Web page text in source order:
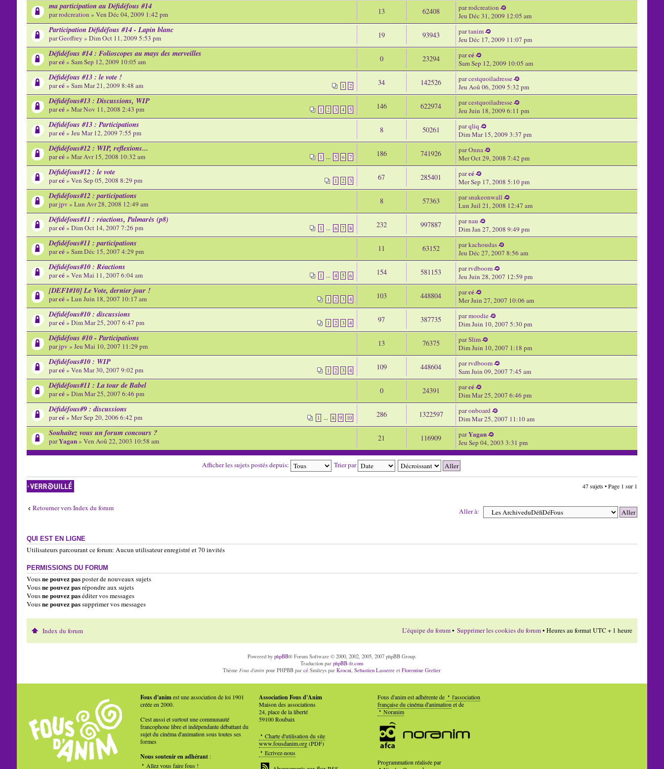
ma participation au Défidéfous #14
parrodcreation » Ven Déc 04, 2009 1:42 pm 13 62408 parrodcreation
Jeu Déc 31, 2009 12:05 am
Participation Défidéfous #14 - Lapin blanc
parGeoffrey » Dim Oct 11, 2009 5:53 pm 19 93943 partanim
Jeu Déc 17, 2009 11:07 pm
Défidéfous #14 : Folioscopes au mays des merveilles
parcé» Sam Sep 12, 2009 10:05 am 0 23294 parcé
Sam Sep 12, 2009 10:05 am
Défidéfous #13 : le vote !
1 2
parcé» Sam Mar 21, 2009 8:48 am 34 142526 parcestquoiladresse
Jeu Aoû 06, 2009 5:32 pm
Défidéfous#13 : Discussions, WIP
1 2 3 4 5
parcé» Mar Nov 11, 2008 2:43 pm 146 622974 parcestquoiladresse
Jeu Juin 18, 2009 6:11 pm
Défidéfous #13 : Participations
parcé» Jeu Mar 12, 2009 7:55 pm 8 50261 parqliq
Dim Mar 15, 2009 3:37 pm
Défidéfous#12 : WIP, reflexions...
1 ... 5 6 7
parcé» Mar Avr 15, 2008 10:32 am 186 741926 parOnna
Mer Oct 29, 2008 7:42 pm
Défidéfous#12 : le vote
1 2 3
parcé» Ven Sep 05, 2008 8:29 pm 67 285401 parcé
Mer Sep 17, 2008 5:10 pm
Defidéfous#12 : participations
parjpv » Lun Avr 28, 2008 12:49 am 8 57363 parsnakeonwall
Lun Juil 21, 2008 12:47 am
Défidéfous#11 : réactions, Palmarès (p8)
1 ... 6 7 8
parcé» Dim Oct 14, 2007 7:26 pm 232 997887 parnau
Dim Jan 27, 2008 9:49 pm
Defidéfous#11 : participations
parcé» Sam Déc 15, 2007 4:29 pm 11 63152 parkachoudas
Jeu Déc 27, 2007 8:56 am
Défidéfous#10 : Réactions
1 ... 4 5 6
parcé» Ven Mai 11, 2007 6:04 am 154 581153 parrvdboom
Jeu Juin 28, 2007 12:59 pm
[DEFI#10] Le Vote, dernier jour !
1 2 3 4
parcé» Lun Juin 18, 2007 10:17 am 103 448804 parcé
Mer Juin 27, 2007 10:06 am
Défidéfous#10 : discussions
1 2 3 4
parcé» Dim Mar 25, 2007 6:47 pm 97 387735 parmoodie
Dim Juin 10, 2007 5:30 pm
Défidéfous #10 - Participations
parjpv » Jeu Mai 10, 2007 11:29 pm 13 76375 parSlim
Dim Juin 10, 2007 1:18 pm
Défidéfous#10 : WIP
1 2 3 4
parcé» Ven Mar 30, 2007 9:02 pm 109 448604 parrvdboom
Sam Juin 09, 2007 7:45 am
Défidéfous#11 : La tour de Babel
parcé» Dim Mar 25, 2007 6:46 pm 0 24391 parcé
Dim Mar 25, 2007 6:46 pm
Défidéfous#9 : discussions
1 ... 8 9 10
parcé» Mer Sep 20, 2006 6:42 pm 286 1322597 paronboard
Dim Mar 25, 2007 11:10 am
Souhaitez vous un forum concours ?
parYagan» Ven Aoû 22, 2003 10:58 am 21 116909 parYagan
Jeu Sep 04, 2003 3:31 pm
Afficher les sujets postés depuis: Trier par
Forum verrouillé 47 sujets • Page 1 sur 1
Retourner vers Index du forum Aller à:
QUI EST EN LIGNE
Utilisateurs parcourant ce forum: Aucun utilisateur enregistré et 70 invités
PERMISSIONS DU FORUM
Vousne pouvez pasposter de nouveaux sujets
Vousne pouvez pasrépondre aux sujets
Vousne pouvez paséditer vos messages
Vousne pouvez passupprimer vos messages
Index du forum L’équipe du forum• Supprimer les cookies du forum• Heures au format UTC + 1 heure
Powered by phpBB® Forum Software © 2000, 2002, 2005, 2007 phpBB Group.
Traduction parphpBB-fr.com
Thème Fous d'anim pour PHPBB parcé Smileys parKrocui ,Sebastien Lasserre etFlorentine Grelier
Fous d'animest une association de loi 1901
créée en 2000.
C'est aussi et surtout une communauté
francophone libre et indépendante débattant du
sujet du cinéma d'animation sous toutes ses
formes
Nous soutenir en adhérant:
Allez vous faire fous !
Association Fous d'Anim
Maison des associations
24, place de la liberté
59100 Roubaix
Charte d'utilisation du site
www.fousdanim.org(PDF)
Ecrivez-nous
Fous d'anim est adhérente de
l'association
française du cinéma d'animationet de
Noranim
Programmation réalisée par